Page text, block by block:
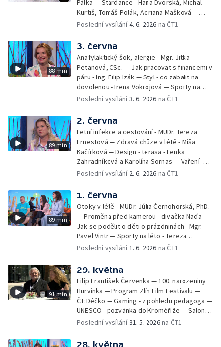
Pálka — Stardance - Hana Dvorská, Michal
Kurtiš, Tomáš Polák, Adriana Mašková —
Debbie — Dětský čin roku — Zooterapie -
Jírová — Patrik Eliáš — Sladké recepty na
léto - Míša Sedláčková
Poslední vysílání4. 6. 2026 na ČT1
88 min
3. června
Anafylaktický šok, alergie - Mgr. Jitka
Petanová, CSc. — Jak pracovat s financemi v
páru - Ing. Filip Izák — Styl - co zabalit na
dovolenou - Irena Vokrojová — Sporty na
léto - paddleboard — Alžběta Jungrová —
Heřmánková, Zdeněk Žák, Josef Vrána
Poslední vysílání3. 6. 2026 na ČT1
89 min
2. června
Letní infekce a cestování - MUDr. Tereza
Ernestová — Zdravá chůze v létě - Míša
Kačírková — Design - terasa - Lenka
Zahradníková a Karolína Sornas — Vaření -
jahody - Simona Machurová — Letní sporty -
— Batohy do školy i na prázdniny - Mirka
Belhová — Pramen - Ivan Ostrochovský
Poslední vysílání 2. 6. 2026 na ČT1
89 min
1. června
Otoky v létě - MUDr. Júlia Černohorská, PhD.
— Proměna před kamerou - divačka Naďa —
Jak se podělit o děti o prázdninách - Mgr.
Pavel Vintr — Sporty na léto - Tereza
Michalová — Černé ovce — Změny v
v Českém ráji - Tomáš Jeřábek, Magdalena
Borová, Eva Váchová
Poslední vysílání1. 6. 2026 na ČT1
91 min
29. května
Filip František Červenka — 100. narozeniny
Hurvínka — Program Zlín Film Festivalu —
ČT:Déčko — Gaming - z pohledu pedagoga —
UNESCO - pozvánka do Kroměříže — Salon
filmových klapek
Poslední vysílání31. 5. 2026na ČT1
28. května